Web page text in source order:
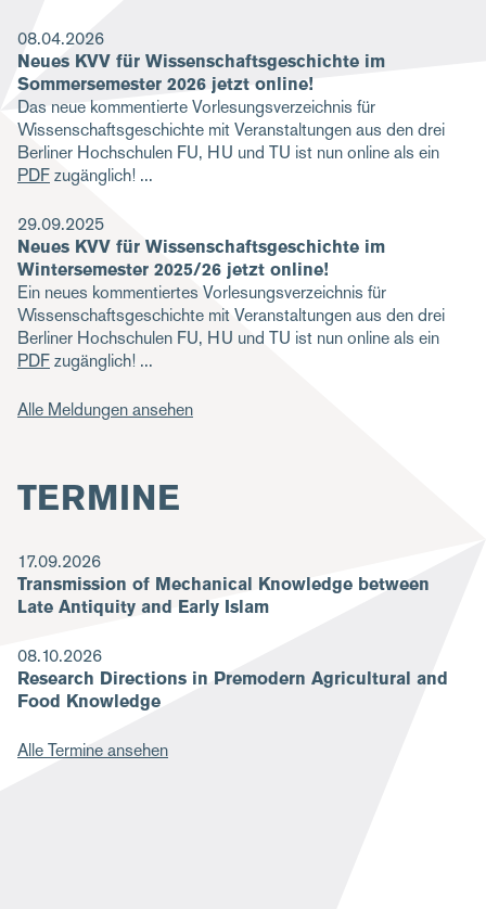
08.04.2026
Neues KVV für Wissenschaftsgeschichte im
Sommersemester 2026 jetzt online!
Das neue kommentierte Vorlesungsverzeichnis für
Wissenschaftsgeschichte mit Veranstaltungen aus den drei
Berliner Hochschulen FU, HU und TU ist nun online als ein
PDFzugänglich!
29.09.2025
Neues KVV für Wissenschaftsgeschichte im
Wintersemester 2025/26 jetzt online!
Ein neues kommentiertes Vorlesungsverzeichnis für
Wissenschaftsgeschichte mit Veranstaltungen aus den drei
Berliner Hochschulen FU, HU und TU ist nun online als ein
PDFzugänglich!
Alle Meldungen ansehen
TERMINE
17.09.2026
Transmission of Mechanical Knowledge between
Late Antiquity and Early Islam
08.10.2026
Research Directions in Premodern Agricultural and
Food Knowledge
Alle Termine ansehen